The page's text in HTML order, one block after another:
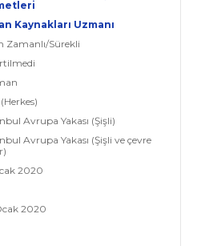
Kaynakları Uzmanı
Zamanlı/Sürekli
Avrupa Yakası (Şişli)
Avrupa Yakası (Şişli ve çevre
2020
2020